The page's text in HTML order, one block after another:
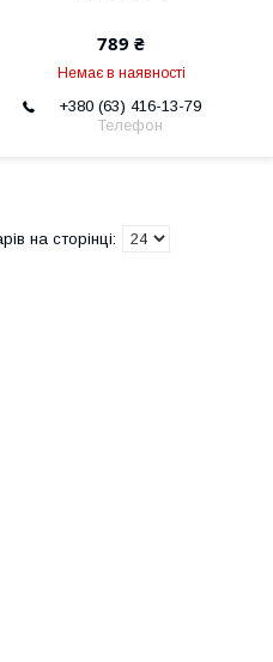
789 ₴
Немає в наявності
+380 (63) 416-13-79
Телефон